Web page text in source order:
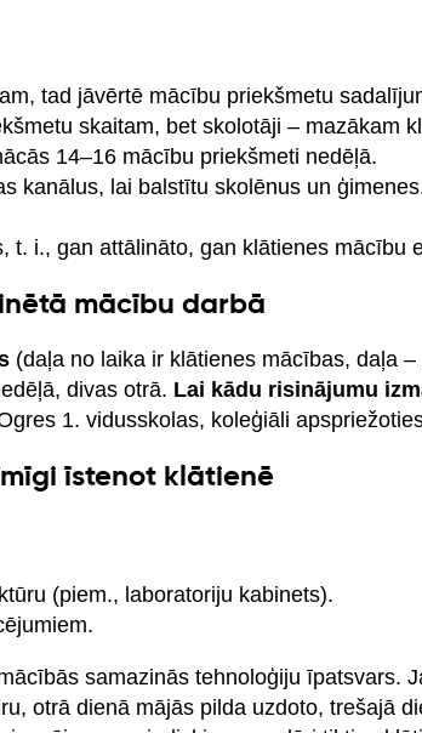
tad jāvērtē mācību priekšmetu
skaitam, bet skolotāji – mazākam
14–16 mācību priekšmeti nedēļā.
kanālus, lai balstītu skolēnus un
i., gan attālināto, gan klātienes mācību
mācību darbā
(daļa no laika ir klātienes mācības, daļa
divas otrā. Lai kādu risinājumu
1. vidusskolas, koleģiāli
īstenot klātienē
(piem., laboratoriju kabinets).
samazinās tehnoloģiju īpatsvars.
otrā dienā mājās pilda uzdoto, trešajā